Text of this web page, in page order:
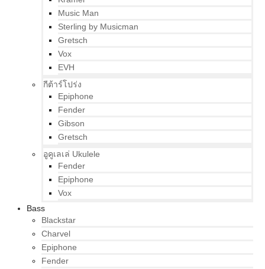
Music Man
Sterling by Musicman
Gretsch
Vox
EVH
กีต้าร์โปร่ง
Epiphone
Fender
Gibson
Gretsch
อูคูเลเล่ Ukulele
Fender
Epiphone
Vox
Bass
Blackstar
Charvel
Epiphone
Fender